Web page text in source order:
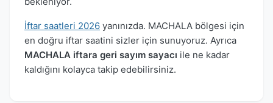
İftar saatleri 2026 yanınızda. MACHALA bölgesi için
en doğru iftar saatini sizler için sunuyoruz. Ayrıca
MACHALA iftara geri sayım sayacı ile ne kadar
kaldığını kolayca takip edebilirsiniz.